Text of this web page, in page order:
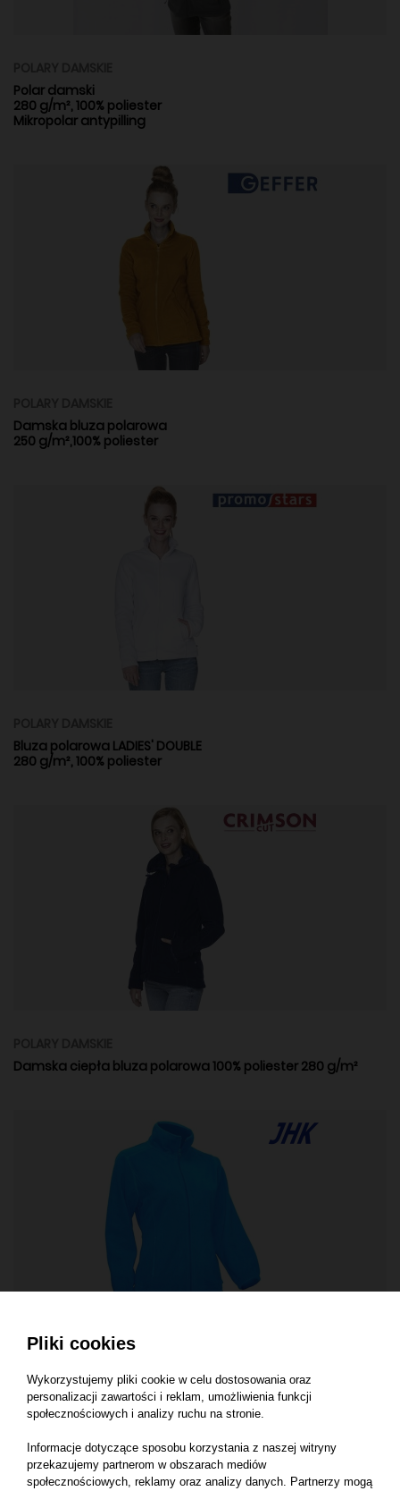
Polar damski
280 g/m², 100% poliester
Mikropolar antypilling
Damska bluza polarowa
250 g/m²,100% poliester
Bluza polarowa LADIES' DOUBLE
280 g/m², 100% poliester
Damska ciepła bluza polarowa 100% poliester 280 g/m²
POLARY DAMSKIE
Polar damski JHK FLRL 300, 100% poliester, 300g
Pliki cookies
Wykorzystujemy pliki cookie w celu dostosowania oraz
personalizacji zawartości i reklam, umożliwienia funkcji
społecznościowych i analizy ruchu na stronie.
Informacje dotyczące sposobu korzystania z naszej witryny
przekazujemy partnerom w obszarach mediów
społecznościowych, reklamy oraz analizy danych. Partnerzy mogą